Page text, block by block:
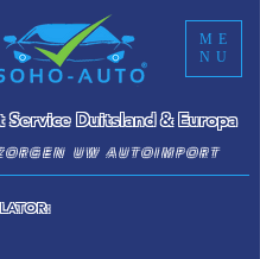
ME
NU
Duitsland & Europa
UW AUTOIMPORT